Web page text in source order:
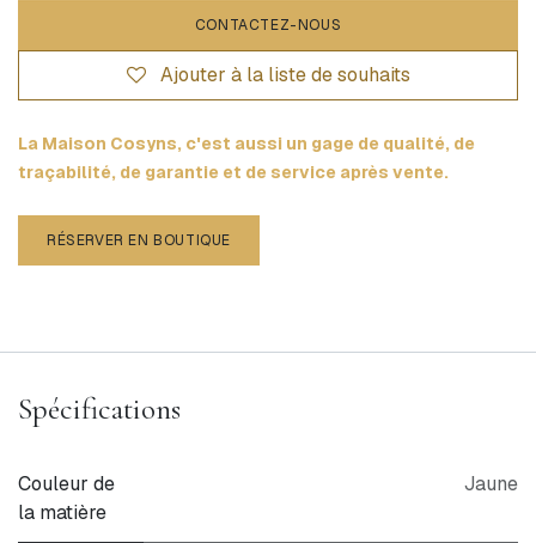
CONTACTEZ-NOUS
Ajouter à la liste de souhaits
La Maison Cosyns, c'est aussi un gage de qualité, de
traçabilité, de garantie et de service après vente.
RÉSERVER EN BOUTIQUE
Spécifications
Couleur de
la matière
Jaune